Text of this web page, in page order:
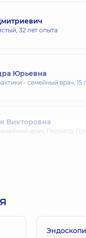
32 лет опыта
Юрьевна
- семейный врач, 15
Викторовна
врач; Педиатр;